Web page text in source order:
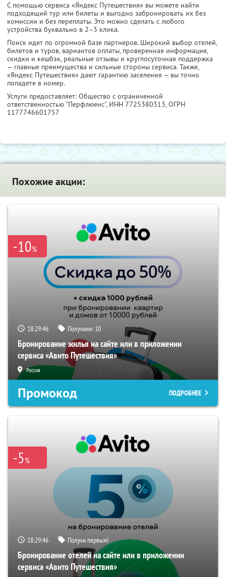
С помощью сервиса «Яндекс Путешествия» вы можете найти
подходящий тур или билеты и выгодно забронировать их без
комиссии и без переплаты. Это можно сделать с любого
устройства буквально в 2–3 клика.
Поиск идет по огромной базе партнеров. Широкий выбор отелей,
билетов и туров, вариантов оплаты, проверенная информация,
скидки и кешбэк, реальные отзывы и круглосуточная поддержка
— главные преимущества и сильные стороны сервиса. Также,
«Яндекс Путешествия» дают гарантию заселения — вы точно
попадете в номер.
Услуги предоставляет: Общество с ограниченной
ответственностью "Перфлюенс", ИНН 7725380313, ОГРН
1177746601757
Похожие акции:
-10%
18:29:46 Получили: 10
Бронирование жилья на сайте или в приложении
сервиса «Авито Путешествия»
Россия
Промокод ПОДРОБНЕЕ
-5%
18:29:46 Получи первым!
Бронирование отелей на сайте или в приложении
сервиса «Авито Путешествия»